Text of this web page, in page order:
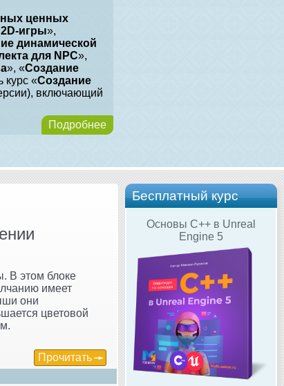
ценных
игры»,
динамической
для NPC»,
», «Создание
курс «Создание
включающий
Подробнее
Бесплатный курс
Основы C++ в Unreal
Engine 5
В этом блоке
имеет
они
цветовой
Прочитать